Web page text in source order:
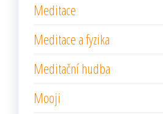
Meditace
Meditace a fyzika
Meditační hudba
Mooji